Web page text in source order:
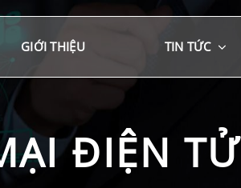
GIỚI THIỆU TIN TỨC
ĐIỆN TỬ